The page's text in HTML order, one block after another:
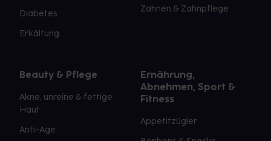
Diabetes
Erkältung
Zahnen & Zahnpflege
Beauty & Pflege
Akne, unreine & fettige
Haut
Anti-Age
Ernährung,
Abnehmen, Sport &
Fitness
Appetitzügler